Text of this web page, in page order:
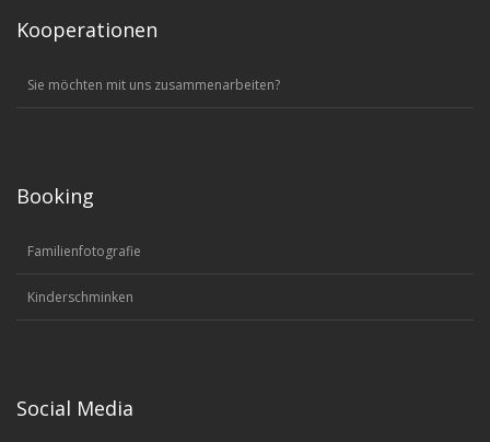
Kooperationen
Sie möchten mit uns zusammenarbeiten?
Booking
Familienfotografie
Kinderschminken
Social Media